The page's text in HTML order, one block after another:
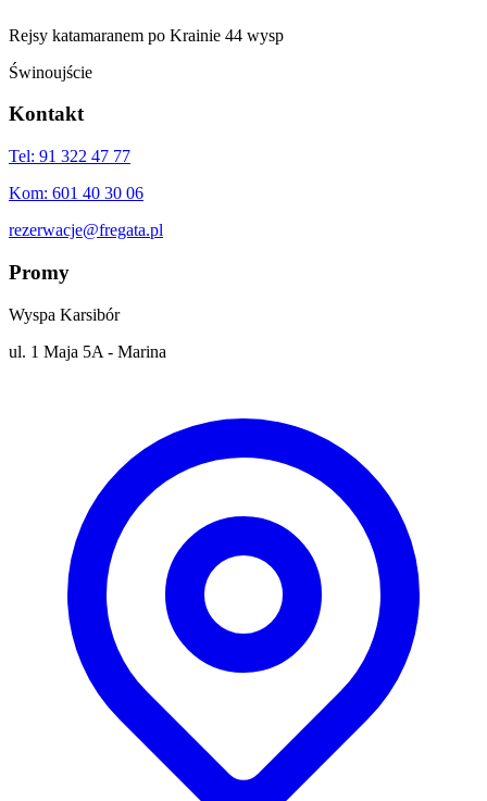
Rejsy katamaranem po Krainie 44 wysp
Świnoujście
Kontakt
Tel: 91 322 47 77
Kom: 601 40 30 06
rezerwacje@fregata.pl
Promy
Wyspa Karsibór
ul. 1 Maja 5A - Marina